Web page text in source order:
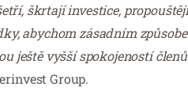
škrtají investice,
abychom zásadním
ještě vyšší spokojeností
Group.